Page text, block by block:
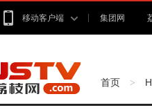
移动客户端 集团网
首页 >